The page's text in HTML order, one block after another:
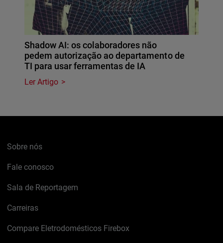
Shadow AI: os colaboradores não
pedem autorização ao departamento de
TI para usar ferramentas de IA
Ler Artigo
Sobre nós
Fale conosco
Sala de Reportagem
Carreiras
Compare Eletrodomésticos Firebox